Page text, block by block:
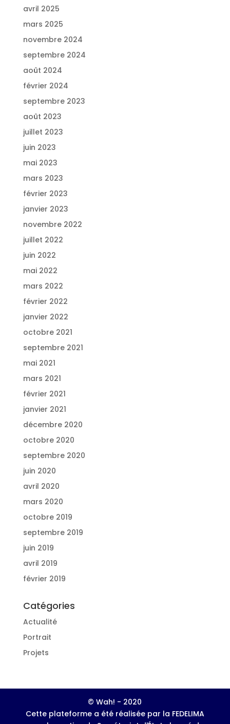
avril 2025
mars 2025
novembre 2024
septembre 2024
août 2024
février 2024
septembre 2023
août 2023
juillet 2023
juin 2023
mai 2023
mars 2023
février 2023
janvier 2023
novembre 2022
juillet 2022
juin 2022
mai 2022
mars 2022
février 2022
janvier 2022
octobre 2021
septembre 2021
mai 2021
mars 2021
février 2021
janvier 2021
décembre 2020
octobre 2020
septembre 2020
juin 2020
avril 2020
mars 2020
octobre 2019
septembre 2019
juin 2019
avril 2019
février 2019
Catégories
Actualité
Portrait
Projets
© Wah! - 2020
Cette plateforme a été réalisée par la FEDELIMA